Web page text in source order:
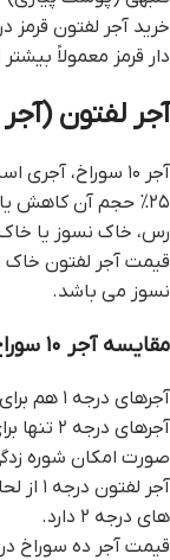
خرید آجر لفتون قرمز
دار قرمز معمولاً
آجر لفتون
آجر ۱۰ سوراخ،
۲۵% حجم آن کاهش
رس، خاک نسوز یا خاک
قیمت آجر لفتون خاک
نسوز می باشد.
مقایسه آجر ۱۰ سوراخ ممتاز (درجه ۱) با درجه ۲
آجرهای
آجرهای درجه ۲ تنها برای پشت کار قابل استفاده هستند، در غیر این
صورت امکان شوره
آجر
های درجه ۲ دارد.
قیمت آجر ده سوراخ درجه ۱ از درجه ۲